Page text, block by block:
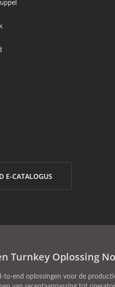
E-CATALOGUS
Turnkey Oplossing
to-end oplossingen voor de